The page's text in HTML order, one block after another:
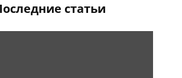
статьи